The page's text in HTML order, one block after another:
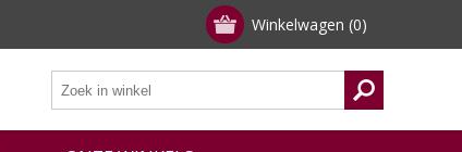
Winkelwagen (0)